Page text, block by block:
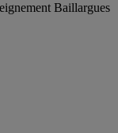
Baillargues